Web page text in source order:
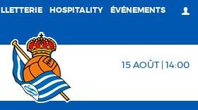
HOSPITALITY ÉVÉNEMENTS
15 AOÛT | 14:00